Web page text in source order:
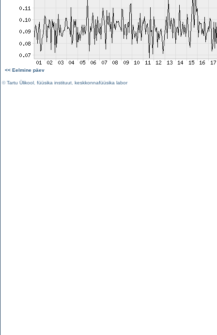
<< Eelmine päev
©Tartu Ülikool füüsika instituut keskkonnafüüsika labor